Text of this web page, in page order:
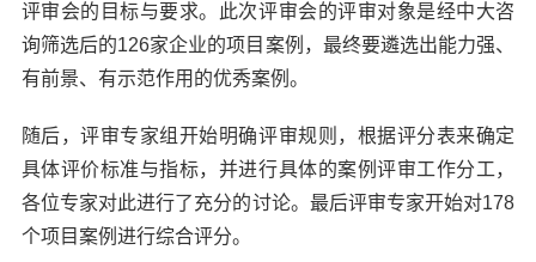
评审会的目标与要求。此次评审会的评审对象是经中大咨
询筛选后的126家企业的项目案例，最终要遴选出能力强、
有前景、有示范作用的优秀案例。
随后，评审专家组开始明确评审规则，根据评分表来确定
具体评价标准与指标，并进行具体的案例评审工作分工，
各位专家对此进行了充分的讨论。最后评审专家开始对178
个项目案例进行综合评分。